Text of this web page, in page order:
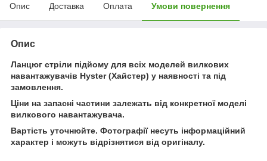
Опис Доставка Оплата Умови повернення
Опис
Ланцюг стріли підйому для всіх моделей вилкових
навантажувачів Hyster (Хайстер) у наявності та під
замовлення.
Ціни на запасні частини залежать від конкретної моделі
вилкового навантажувача.
Вартість уточнюйте. Фотографії несуть інформаційний
характер і можуть відрізнятися від оригіналу.